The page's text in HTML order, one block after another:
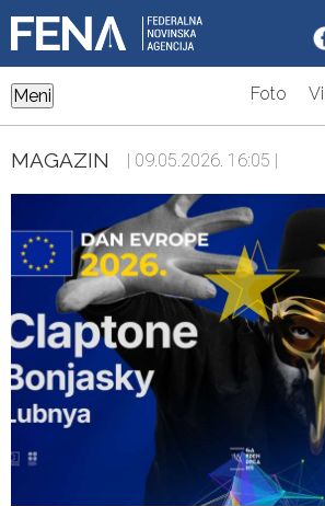
Meni Foto
MAGAZIN | 09.05.2026. 16:05 |